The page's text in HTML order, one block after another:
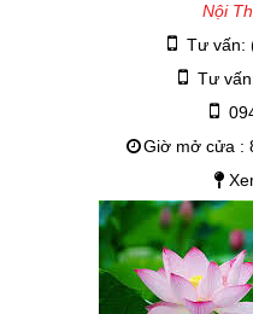
Nội
Tư vấn:
Tư
Giờ mở cửa :